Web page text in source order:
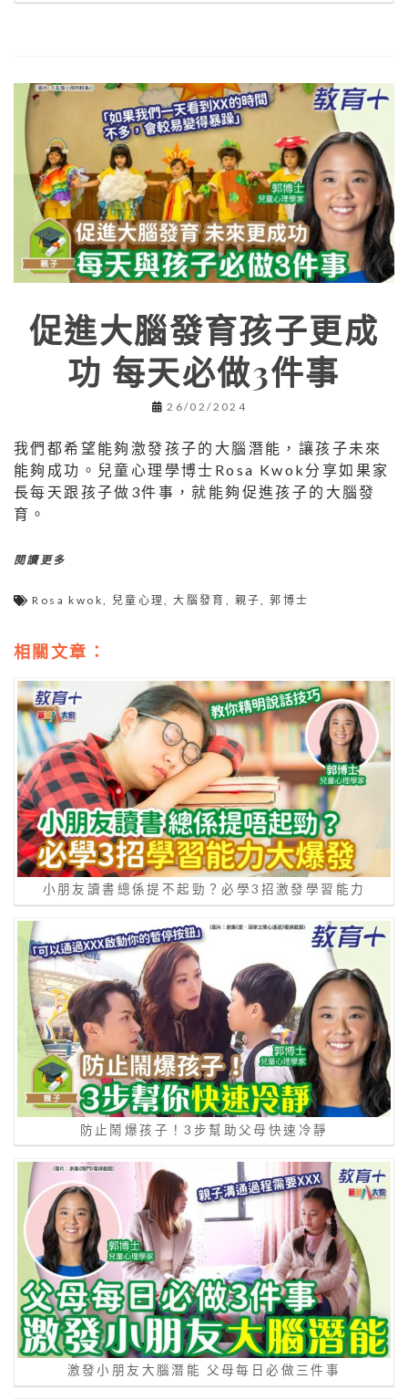
促進大腦發育孩子更成
功 每天必做3件事
26/02/2024
我們都希望能夠激發孩子的大腦潛能，讓孩子未來
能夠成功。兒童心理學博士Rosa Kwok分享如果家
長每天跟孩子做3件事，就能夠促進孩子的大腦發
育。
閱讀更多
Rosa kwok 兒童心理 ,大腦發育 親子 ,郭博士
相關文章：
小朋友讀書總係提不起勁？必學3招激發學習能力
防止鬧爆孩子！3步幫助父母快速冷靜
激發小朋友大腦潛能 父母每日必做三件事